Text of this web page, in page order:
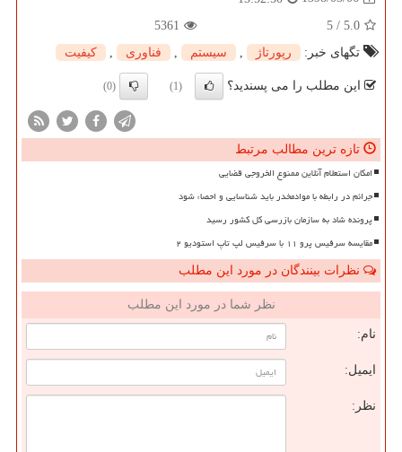
5.0
/
5
5361
تگهای خبر:
رپورتاژ سیستم فناوری كیفیت
این مطلب را می پسندید؟ (1)
(0)
تازه ترین مطالب مرتبط
امکان استعلام آنلاین ممنوع الخروجی قضایی
جرائم در رابطه با موادمخدر باید شناسایی و احصاء شود
پرونده شاد به سازمان بازرسی کل کشور رسید
مقایسه سرفیس پرو ۱۱ با سرفیس لپ تاپ استودیو ۲
نظرات بینندگان در مورد این مطلب
نظر شما در مورد این مطلب
نام:
ایمیل:
نظر: